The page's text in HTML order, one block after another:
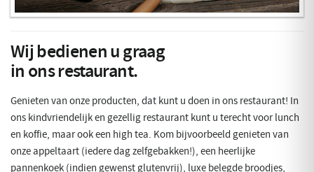
Wij bedienen u graag
in ons restaurant.
Genieten van onze producten, dat kunt u doen in ons restaurant! In
ons kindvriendelijk en gezellig restaurant kunt u terecht voor lunch
en koffie, maar ook een high tea. Kom bijvoorbeeld genieten van
onze appeltaart (iedere dag zelfgebakken!), een heerlijke
pannenkoek (indien gewenst glutenvrij), luxe belegde broodjes,